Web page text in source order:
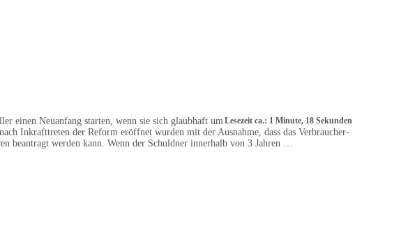
Lesezeit ca.: 1 Minute, 18 Sekunden
einen Neuanfang starten, wenn sie sich glaubhaft um
Inkrafttreten der Reform eröffnet wurden mit der Ausnahme, dass das Verbraucher-
beantragt werden kann. Wenn der Schuldner innerhalb von 3 Jahren …